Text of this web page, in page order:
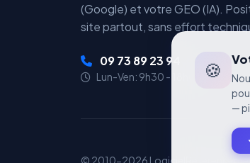
(Google) et votre GEO (IA).
site partout, sans effort
09 73 89 23 94
Lun-Ven: 9h30 - 18h00
© 2010-2026
🍪
—